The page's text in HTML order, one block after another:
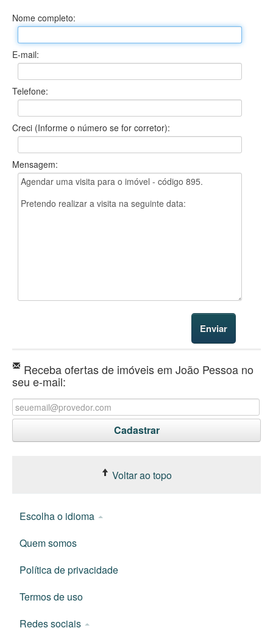
Nome completo:
E-mail:
Telefone:
Creci (Informe o número se for corretor):
Mensagem:
Receba ofertas de imóveis em João Pessoa no
seu e-mail:
Voltar ao topo
Escolha o idioma
Quem somos
Política de privacidade
Termos de uso
Redes sociais